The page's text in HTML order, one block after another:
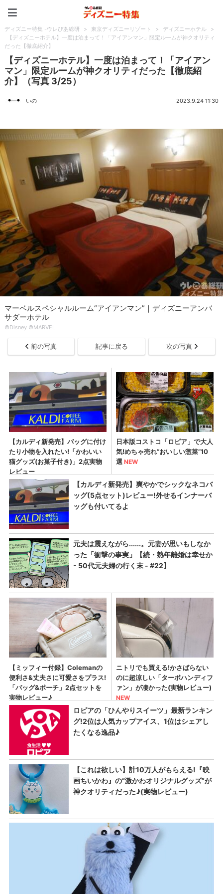
ディズニー特集 -ウレぴあ総研 > 東京ディズニーリゾート > ディズニーホテル
>
【ディズニーホテル】一度は泊まって！「アイアンマン」限定ルームが神クオリティ
だった【徹底紹介】
【ディズニーホテル】一度は泊まって！「アイアン
マン」限定ルームが神クオリティだった【徹底紹
介】（写真 3/25）
いの 2023.9.24 11:30
マーベルスペシャルルーム“アイアンマン”｜ディズニーアンバ
サダーホテル
©Disney ©MARVEL
前の写真 記事に戻る 次の写真